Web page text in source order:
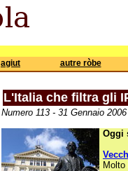
agiut autre ròbe
L'Italia che filtra gli
Numero 113 - 31 Gennaio
Oggi
Molto